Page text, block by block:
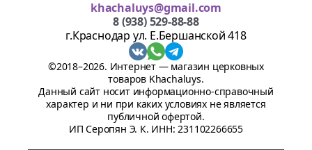
khachaluys@gmail.com
8 (938) 529-88-88
г.Краснодар ул. Е.Бершанской 418
©2018–2026. Интернет — магазин церковных
товаров Khachaluys.
Данный сайт носит информационно-справочный
характер и ни при каких условиях не является
публичной офертой.
ИП Серопян Э. К. ИНН: 231102266655